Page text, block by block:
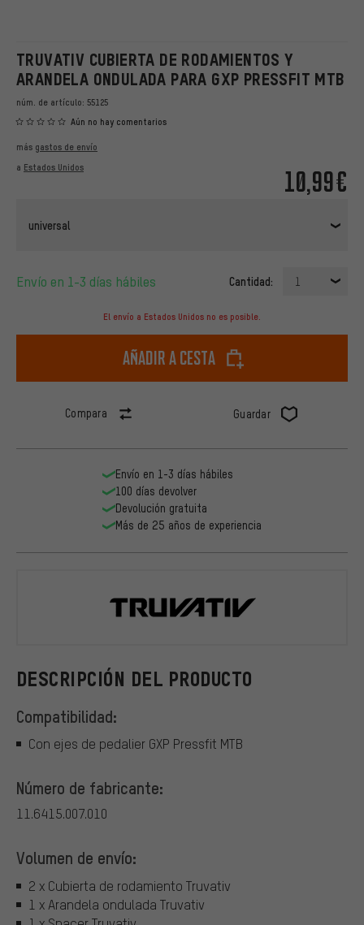
TRUVATIV CUBIERTA DE RODAMIENTOS Y
ARANDELA ONDULADA PARA GXP PRESSFIT MTB
núm. de artículo: 55125
Aún no hay comentarios
10,99€
más gastos de envío
a Estados Unidos
universal
Envío en 1-3 días hábiles Cantidad: 1
El envío a Estados Unidos no es posible.
Añadir a cesta
Compara Guardar
DESCRIPCIÓN DEL PRODUCTO
Compatibilidad:
Con ejes de pedalier GXP Pressfit MTB
Número de fabricante:
11.6415.007.010
Volumen de envío:
2 x Cubierta de rodamiento Truvativ
1 x Arandela ondulada Truvativ
Envío en 1-3 días hábiles
100 días devolver
Devolución gratuita
Más de 25 años de experiencia